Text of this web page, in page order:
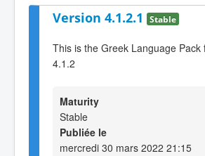
Version 4.1.2.1 Stable
This is the Greek Language Pack
4.1.2
Maturity
Stable
Publiée le
mercredi 30 mars 2022 21:15